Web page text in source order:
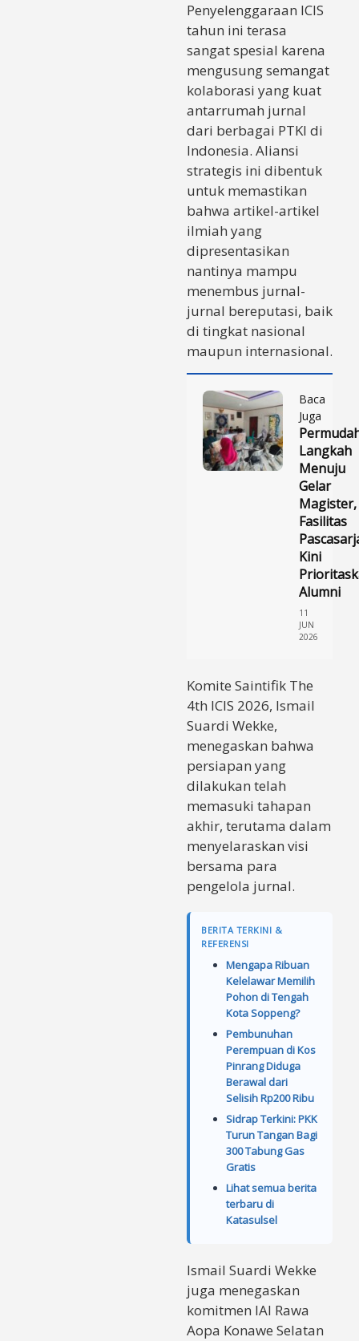
Penyelenggaraan ICIS
tahun ini terasa
sangat spesial karena
mengusung semangat
kolaborasi yang kuat
antarrumah jurnal
dari berbagai PTKI di
Indonesia. Aliansi
strategis ini dibentuk
untuk memastikan
bahwa artikel-artikel
ilmiah yang
dipresentasikan
nantinya mampu
menembus jurnal-
jurnal bereputasi, baik
di tingkat nasional
maupun internasional.
Baca
Juga
Langkah
Menuju
Gelar
Magister,
Fasilitas
Kini
Alumni
11
JUN
2026
Komite Saintifik The
4th ICIS 2026, Ismail
Suardi Wekke,
menegaskan bahwa
persiapan yang
dilakukan telah
memasuki tahapan
akhir, terutama dalam
menyelaraskan visi
bersama para
pengelola jurnal.
BERITA TERKINI &
REFERENSI
Mengapa Ribuan
Kelelawar Memilih
Pohon di Tengah
Kota Soppeng?
Pembunuhan
Perempuan di Kos
Pinrang Diduga
Berawal dari
Selisih Rp200 Ribu
Sidrap Terkini: PKK
Turun Tangan Bagi
300 Tabung Gas
Gratis
Lihat semua berita
terbaru di
Katasulsel
Ismail Suardi Wekke
juga menegaskan
komitmen IAI Rawa
Aopa Konawe Selatan